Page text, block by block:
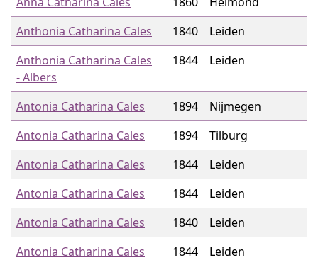
Anthonia Catharina Cales
1840
Leiden
Anthonia Catharina Cales
- Albers
1844 Leiden
Antonia Catharina Cales 1894
Nijmegen
Antonia Catharina Cales
1894
Tilburg
Antonia Catharina Cales
1844
Leiden
Antonia Catharina Cales
1844
Leiden
Antonia Catharina Cales
1840
Leiden
Antonia Catharina Cales
1844
Leiden